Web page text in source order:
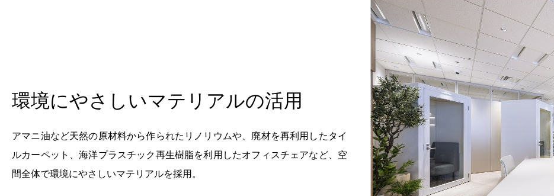
環境にやさしいマテリアルの活用
アマニ油など天然の原材料から作られたリノリウムや、廃材を再利用したタイ
ルカーペット、海洋プラスチック再生樹脂を利用したオフィスチェアなど、空
間全体で環境にやさしいマテリアルを採用。